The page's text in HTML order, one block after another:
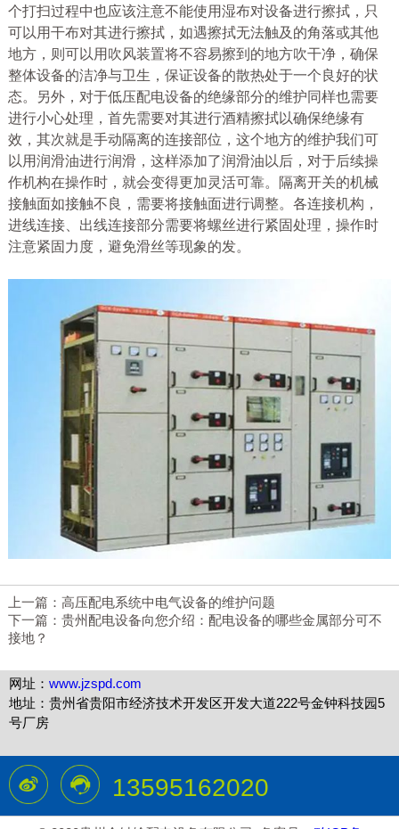
个打扫过程中也应该注意不能使用湿布对设备进行擦拭，只
可以用干布对其进行擦拭，如遇擦拭无法触及的角落或其他
地方，则可以用吹风装置将不容易擦到的地方吹干净，确保
整体设备的洁净与卫生，保证设备的散热处于一个良好的状
态。另外，对于低压配电设备的绝缘部分的维护同样也需要
进行小心处理，首先需要对其进行酒精擦拭以确保绝缘有
效，其次就是手动隔离的连接部位，这个地方的维护我们可
以用润滑油进行润滑，这样添加了润滑油以后，对于后续操
作机构在操作时，就会变得更加灵活可靠。隔离开关的机械
接触面如接触不良，需要将接触面进行调整。各连接机构，
进线连接、出线连接部分需要将螺丝进行紧固处理，操作时
注意紧固力度，避免滑丝等现象的发。
上一篇： 高压配电系统中电气设备的维护问题
下一篇： 贵州配电设备向您介绍：配电设备的哪些金属部分可不
接地？
网址： www.jzspd.com
地址：贵州省贵阳市经济技术开发区开发大道222号金钟科技园5
号厂房
13595162020